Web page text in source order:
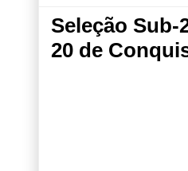
Seleção
20 de